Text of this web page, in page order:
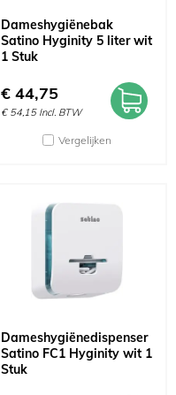
Dameshygiënebak
Satino Hyginity 5 liter wit
1 Stuk
€ 44,75
€ 54,15 Incl. BTW
Vergelijken
Dameshygiënedispenser
Satino FC1 Hyginity wit 1
Stuk